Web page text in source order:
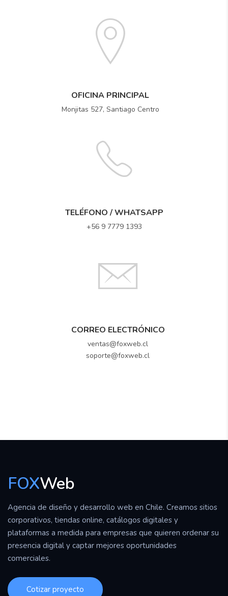
OFICINA PRINCIPAL
Monjitas 527, Santiago Centro
TELÉFONO / WHATSAPP
+56 9 7779 1393
CORREO ELECTRÓNICO
ventas@foxweb.cl
soporte@foxweb.cl
FOXWeb
Agencia de diseño y desarrollo web en Chile. Creamos sitios
corporativos, tiendas online, catálogos digitales y
plataformas a medida para empresas que quieren ordenar su
presencia digital y captar mejores oportunidades
comerciales.
Cotizar proyecto